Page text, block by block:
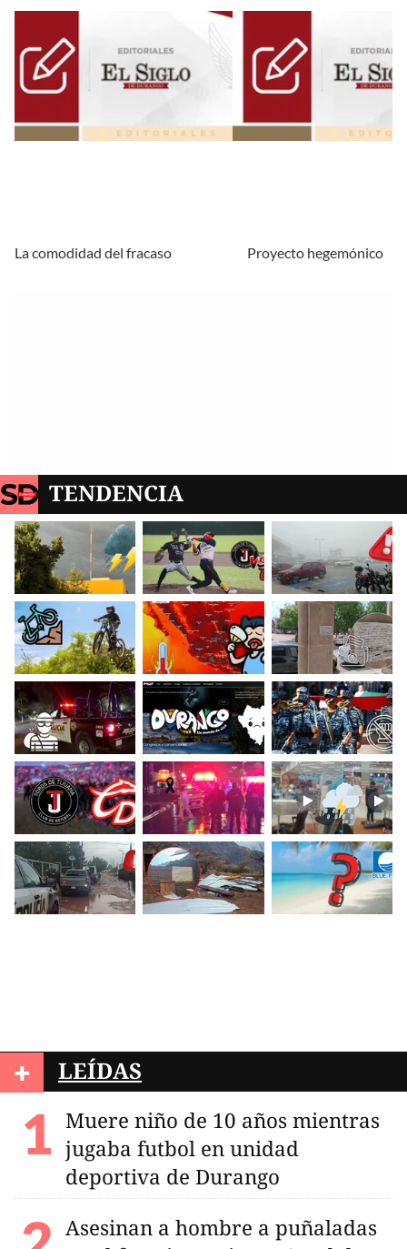
La comodidad del fracaso Proyecto hegemónico
TENDENCIA
+ LEÍDAS
Muere niño de 10 años mientras
jugaba futbol en unidad
deportiva de Durango
Asesinan a hombre a puñaladas